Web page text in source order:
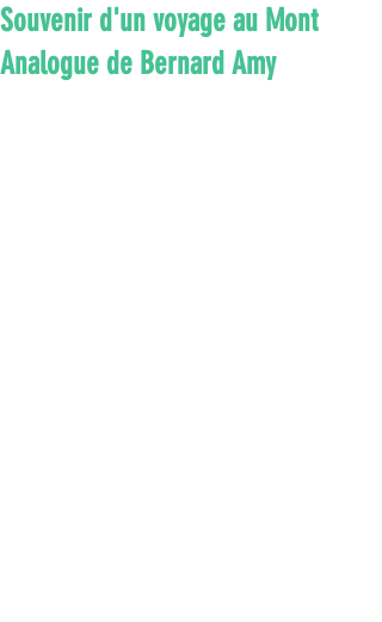
Souvenir d'un voyage au Mont
Analogue de Bernard Amy